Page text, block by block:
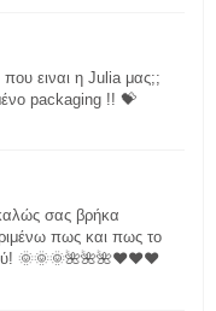
ειναι η Julia μας;;
packaging !! 💝
σας βρήκα
πως και πως το
🌞🌞🌞🌺🌺🌺❤️❤️❤️